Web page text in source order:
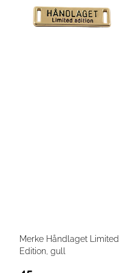
Merke Håndlaget Limited
Edition, gull